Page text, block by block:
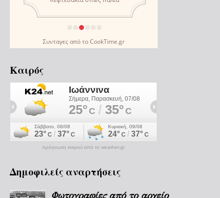
Συνταγεςαπό τοCookTime.gr
Καιρός
πρόγνωση καιρού από το weather.gr
Δημοφιλείς αναρτήσεις
Φωτογραφίες από το αρχείο